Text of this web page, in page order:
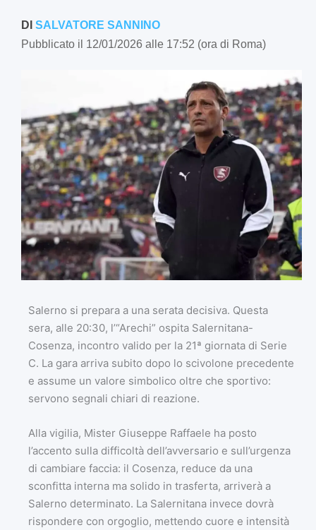
DI SALVATORE SANNINO
Pubblicato il 12/01/2026 alle 17:52 (ora di Roma)
Salerno si prepara a una serata decisiva. Questa
sera, alle 20:30, l’“Arechi” ospita Salernitana-
Cosenza, incontro valido per la 21ª giornata di Serie
C. La gara arriva subito dopo lo scivolone precedente
e assume un valore simbolico oltre che sportivo:
servono segnali chiari di reazione.
Alla vigilia, Mister Giuseppe Raffaele ha posto
l’accento sulla difficoltà dell’avversario e sull’urgenza
di cambiare faccia: il Cosenza, reduce da una
sconfitta interna ma solido in trasferta, arriverà a
Salerno determinato. La Salernitana invece dovrà
rispondere con orgoglio, mettendo cuore e intensità